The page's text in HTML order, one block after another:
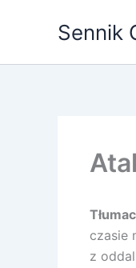
Sennik
czasie
z